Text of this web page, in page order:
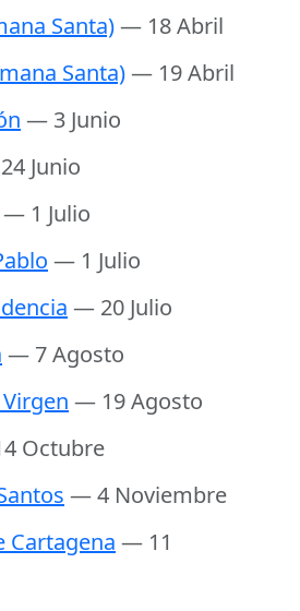
Santa)— 18 Abril
Santa)— 19 Abril
— 3 Junio
Junio
— 1 Julio
— 1 Julio
— 20 Julio
— 7 Agosto
— 19 Agosto
Octubre
— 4 Noviembre
Cartagena — 11